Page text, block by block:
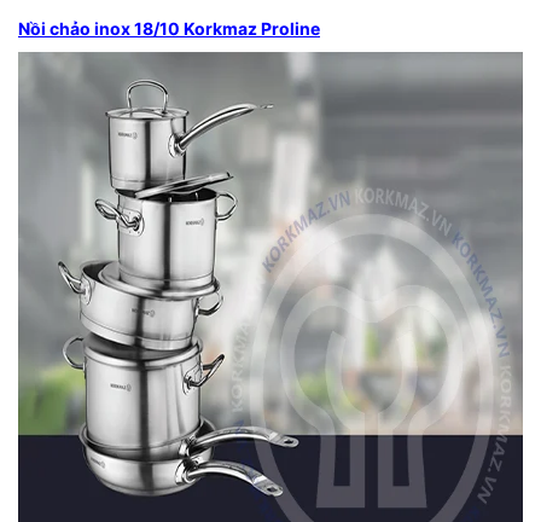
Nồi chảo inox 18/10 Korkmaz Proline